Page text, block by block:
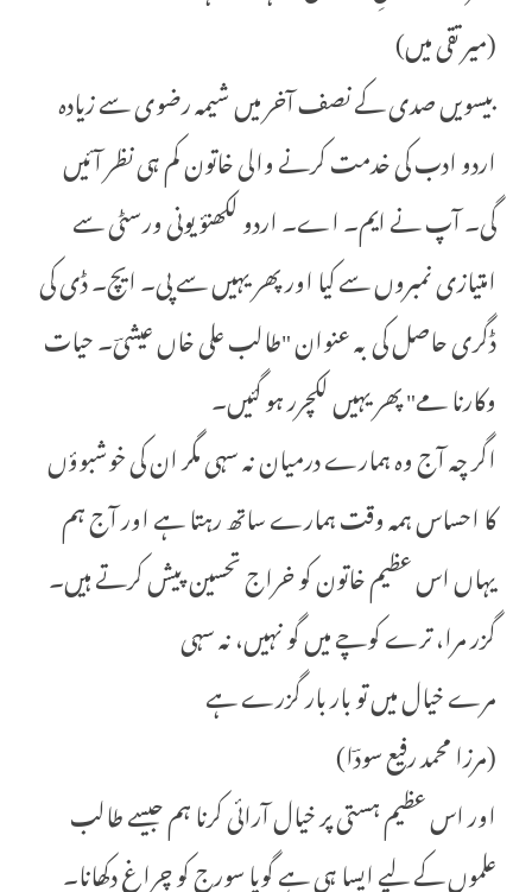
(میر تقی میں)
بیسویں صدی کے نصف آخر میں شیمہ رضوی سے زیادہ
اردو ادب کی خدمت کرنے والی خاتون کم ہی نظر آئیں
گی۔ آپ نے ایم۔ اے۔ اردو لکھنؤ یونی ورسٹی سے
امتیازی نمبروں سے کیا اور پھر یہیں سے پی۔ ایچ۔ ڈی کی
ڈگری حاصل کی بہ عنوان "طالب علی خاں عیشیؔ۔ حیات
وکارنا مے" پھر یہیں لکچرر ہو گئیں۔
اگر چہ آج وہ ہمارے درمیان نہ سہی مگر ان کی خوشبوؤں
کا احساس ہمہ وقت ہمارے ساتھ رہتا ہے اور آج ہم
یہاں اس عظیم خاتون کو خراج تحسین پیش کرتے ہیں۔
گزر مرا، ترے کوچے میں گو نہیں، نہ سہی
مرے خیال میں تو بار بار گزرے ہے
(مرزا محمد رفیع سودؔا)
اور اس عظیم ہستی پر خیال آرائی کرنا ہم جیسے طالب
علموں کے لیے ایسا ہی ہے گویا سورج کو چراغ دکھانا۔